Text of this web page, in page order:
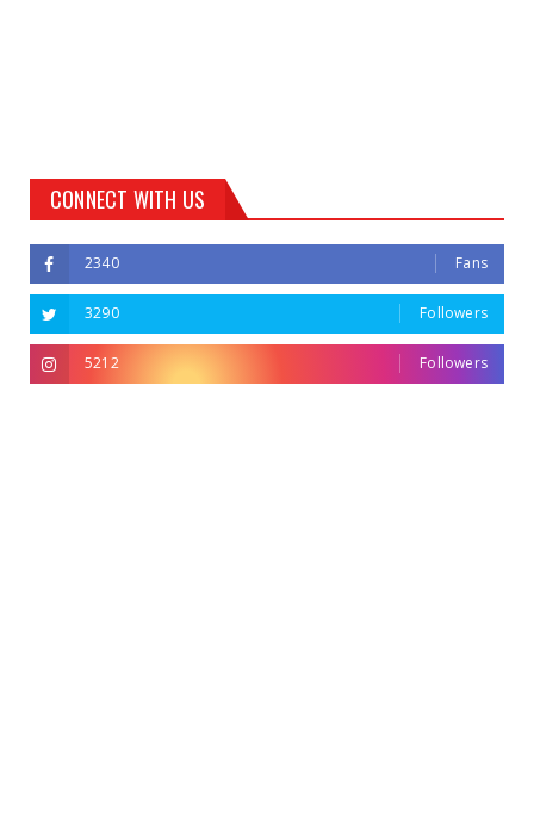
CONNECT WITH US
2340 Fans
3290 Followers
5212 Followers